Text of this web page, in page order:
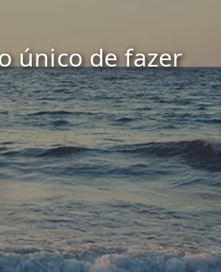
único de fazer